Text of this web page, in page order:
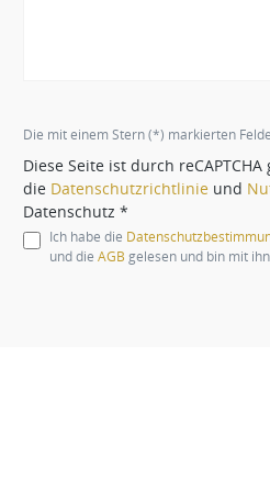
Die mit einem Stern (*) markierten
Diese Seite ist durch
die Datenschutzrichtlinie und
Datenschutz *
Ich habe die
und die AGB gelesen und bin mit